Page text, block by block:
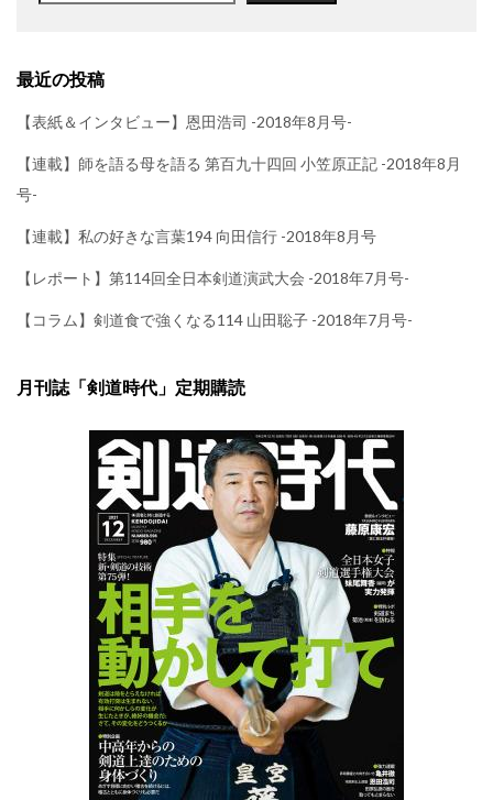
最近の投稿
【表紙＆インタビュー】恩田浩司 -2018年8月号-
【連載】師を語る母を語る 第百九十四回 小笠原正記 -2018年8月
号-
【連載】私の好きな言葉194 向田信行 -2018年8月号
【レポート】第114回全日本剣道演武大会 -2018年7月号-
【コラム】剣道食で強くなる114 山田聡子 -2018年7月号-
月刊誌「剣道時代」定期購読